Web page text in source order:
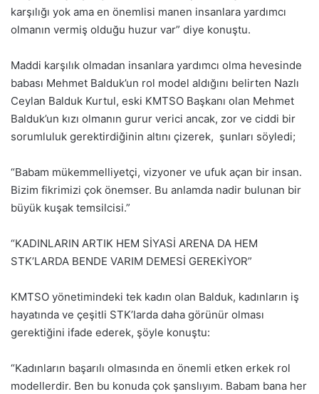
karşılığı yok ama en önemlisi manen insanlara yardımcı
olmanın vermiş olduğu huzur var” diye konuştu.
Maddi karşılık olmadan insanlara yardımcı olma hevesinde
babası Mehmet Balduk’un rol model aldığını belirten Nazlı
Ceylan Balduk Kurtul, eski KMTSO Başkanı olan Mehmet
Balduk’un kızı olmanın gurur verici ancak, zor ve ciddi bir
sorumluluk gerektirdiğinin altını çizerek, şunları söyledi;
“Babam mükemmelliyetçi, vizyoner ve ufuk açan bir insan.
Bizim fikrimizi çok önemser. Bu anlamda nadir bulunan bir
büyük kuşak temsilcisi.”
“KADINLARIN ARTIK HEM SİYASİ ARENA DA HEM
STK’LARDA BENDE VARIM DEMESİ GEREKİYOR”
KMTSO yönetimindeki tek kadın olan Balduk, kadınların iş
hayatında ve çeşitli STK’larda daha görünür olması
gerektiğini ifade ederek, şöyle konuştu:
“Kadınların başarılı olmasında en önemli etken erkek rol
modellerdir. Ben bu konuda çok şanslıyım. Babam bana her